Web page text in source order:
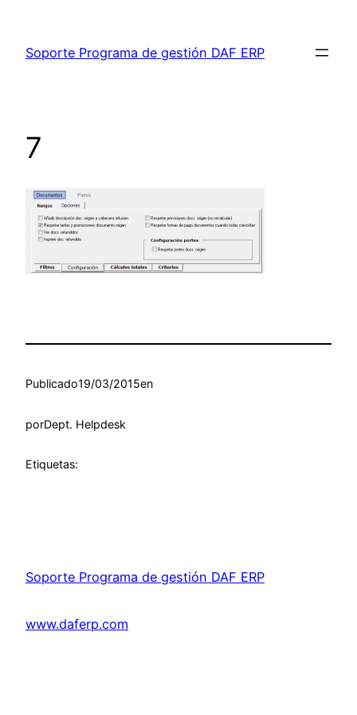
contenido
Soporte Programa de gestión DAF ERP
7
Publicado19/03/2015en
porDept. Helpdesk
Etiquetas:
Soporte Programa de gestión DAF ERP
www.daferp.com